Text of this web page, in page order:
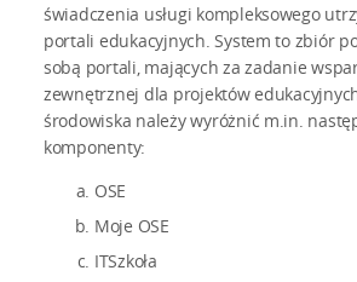
świadczenia usługi kompleksowego
portali edukacyjnych. System to zbiór
sobą portali, mających za zadanie
zewnętrznej dla projektów
środowiska należy wyróżnić m.in.
komponenty:
OSE
Moje OSE
ITSzkoła